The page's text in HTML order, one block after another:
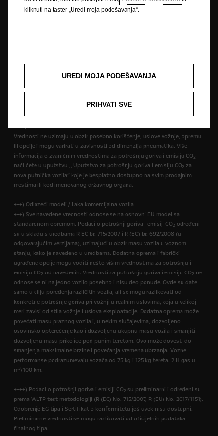
uredbama R (EC) br. 715/2007 i R (EU) br. 2017/1151. Vrednosti ne uzimaju
++) Podaci o potrošnji goriva i emisiji CO2određeni su prema Globalno
vrednosti su ponovo prevedene u NEDC kako bi se omogućilo poređenje,
u skladu s uredbama R (EC) br. 715/2007, R (EU) br. 2017/1153 i R (EU) br.
2017/1151.
Vrednosti ne uzimaju u obzir posebno korišćenje, uslove vožnje, opremu
ili opcije i mogu varirati u zavisnosti od dimenzija pneumatika. Više
informacija o zvaničnim vrednostima za potrošnju goriva i emisiju CO2
naći ćete u uputstvu ,, Uputstvo za potrošnju goriva i emisiju CO2 za
nova putnička vozila” koje je besplatno dostupno na svim prodajnim
mestima ili kod imenovanog državnog organa.
+++) Odlazeći modeli / Laka komercijalna vozila
+++) Sve navedene vrednosti odnose se na osnovni EU model sa
standardnom opremom. Podaci o potrošnji goriva i emisiji CO2 određeni
su u skladu s uredbama R EC br. 715/2007 i R (EC) br. 692/2008 (u
odgovarajućim verzijama), uzimajući u obzir masu vozila u voznom
stanju, kako je navedeno u uredbama. Dodatna oprema i fabrički
ugrađene opcije mogu voditi nešto višim vrednostima za potrošnju i
emisiju CO2 od navedenih. Vrednosti za potrošnju goriva i emisiju CO2 ne
odnose se ni na jedno vozilo posebno i nisu deo ponude. Ovde su date
samo u cilju poređenja različitih vozila, ali se mogu razlikovati od
konkretne potrošnje goriva pri vožnji u realnim uslovima, koja u velikoj
meri zavisi od stila vožnje i uslova eksploatacije. Dodatna oprema može
povećati masu praznog vozila i, u nekim slučajevima, dozvoljeno
osovinsko opterećenje kao i dozvoljenu ukupnu masu vozila i smanjiti
dozvoljenu masu prikolice pod punim teretom. Ovo može dovesti do
smanjenja maksimalne brzine i povećanja vremena ubrzanja. Vozne
performanse podrazumevaju vozača od 75 kg i 125 kg tereta. 2 H gas u
m3/100 km.
++++) Podaci o potrošnji goriva i emisiji CO2 su preliminarni i određeni su
prema WLTP test metodologiji (R (EC) No. 715/2007, R (EU) No. 2017/1151).
Odobrenje EG tipa i Sertifikat o konformitetu još uvek nisu dostupni.
Preliminarne vrednosti se mogu razlikovati od oficijelnih podataka
finalnog tipa.
kliknuti na taster „Uredi moja podešavanja“.
UREDI MOJA PODEŠAVANJA
PRIHVATI SVE